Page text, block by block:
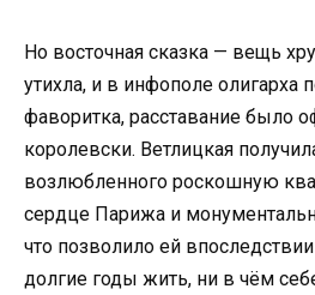
Но восточная сказка — вещь
утихла, и в инфополе олигарха
фаворитка, расставание было
королевски. Ветлицкая
возлюбленного роскошную
сердце Парижа и
что позволило ей
долгие годы жить, ни в чём